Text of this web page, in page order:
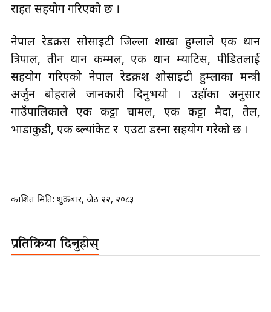
राहत सहयोग गरिएको छ ।
नेपाल रेडक्रस सोसाइटी जिल्ला शाखा हुम्लाले एक थान
त्रिपाल, तीन थान कम्मल, एक थान म्याटिस, पीडितलाई
सहयोग गरिएको नेपाल रेडक्रश शोसाइटी हुम्लाका मन्त्री
अर्जुन बोहराले जानकारी दिनुभयो । उहाँका अनुसार
गाउँपालिकाले एक कट्टा चामल, एक कट्टा मैदा, तेल,
भाडाकुडी, एक ब्ल्यांकेट र एउटा डस्ना सहयोग गरेको छ ।
प्रकाशित मिति: शुक्रबार, जेठ २२, २०८३
प्रतिक्रिया दिनुहोस्